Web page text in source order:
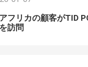
フリカの顧客がTID
訪問